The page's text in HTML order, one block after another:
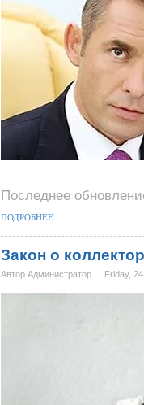
Последнее
ПОДРОБНЕЕ...
Закон о
Автор Администратор Friday,